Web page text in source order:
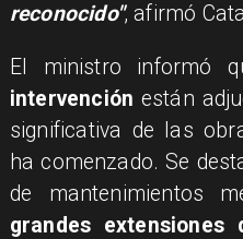
reconocido", afirmó
​El ministro informó
intervención están
significativa de las
ha comenzado. Se
de mantenimientos
grandes extensiones